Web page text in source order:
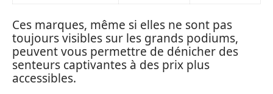
Ces marques, même si elles ne sont pas
toujours visibles sur les grands podiums,
peuvent vous permettre de dénicher des
senteurs captivantes à des prix plus
accessibles.